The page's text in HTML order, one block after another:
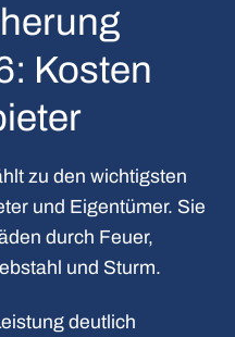
Kosten
zu den wichtigsten
und Eigentümer. Sie
durch Feuer,
und Sturm.
deutlich